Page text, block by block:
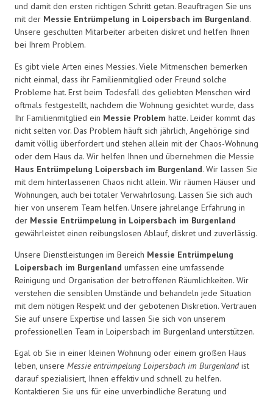
und damit den ersten richtigen Schritt getan. Beauftragen Sie uns
mit der Messie Entrümpelung in Loipersbach im Burgenland.
Unsere geschulten Mitarbeiter arbeiten diskret und helfen Ihnen
bei Ihrem Problem.
Es gibt viele Arten eines Messies. Viele Mitmenschen bemerken
nicht einmal, dass ihr Familienmitglied oder Freund solche
Probleme hat. Erst beim Todesfall des geliebten Menschen wird
oftmals festgestellt, nachdem die Wohnung gesichtet wurde, dass
Ihr Familienmitglied ein Messie Problem hatte. Leider kommt das
nicht selten vor. Das Problem häuft sich jährlich, Angehörige sind
damit völlig überfordert und stehen allein mit der Chaos-Wohnung
oder dem Haus da. Wir helfen Ihnen und übernehmen die Messie
Haus Entrümpelung Loipersbach im Burgenland. Wir lassen Sie
mit dem hinterlassenen Chaos nicht allein. Wir räumen Häuser und
Wohnungen, auch bei totaler Verwahrlosung. Lassen Sie sich auch
hier von unserem Team helfen. Unsere jahrelange Erfahrung in
der Messie Entrümpelung in Loipersbach im Burgenland
gewährleistet einen reibungslosen Ablauf, diskret und zuverlässig.
Unsere Dienstleistungen im Bereich Messie Entrümpelung
Loipersbach im Burgenland umfassen eine umfassende
Reinigung und Organisation der betroffenen Räumlichkeiten. Wir
verstehen die sensiblen Umstände und behandeln jede Situation
mit dem nötigen Respekt und der gebotenen Diskretion. Vertrauen
Sie auf unsere Expertise und lassen Sie sich von unserem
professionellen Team in Loipersbach im Burgenland unterstützen.
Egal ob Sie in einer kleinen Wohnung oder einem großen Haus
leben, unsere Messie entrümpelung Loipersbach im Burgenlandist
darauf spezialisiert, Ihnen effektiv und schnell zu helfen.
Kontaktieren Sie uns für eine unverbindliche Beratung und